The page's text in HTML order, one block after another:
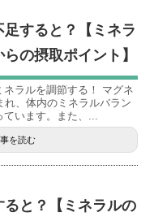
すると？【ミネラ
の摂取ポイント】
ラルを調節する！ マグネ
れ、体内のミネラルバラン
います。また、...
を読む
ると？【ミネラルの